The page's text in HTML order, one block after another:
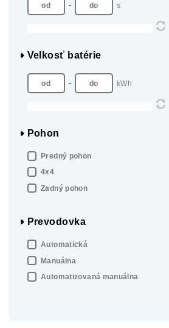
s
Velkosť batérie
kWh
Pohon
Predný pohon
4x4
Zadný pohon
Prevodovka
Automatická
Manuálna
Automatizovaná manuálna